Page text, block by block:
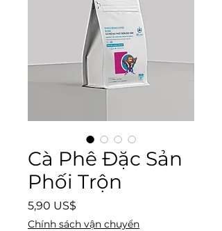
Cà Phê Đặc Sản
Phối Trộn
5,90 US$
Chính sách vận chuyển